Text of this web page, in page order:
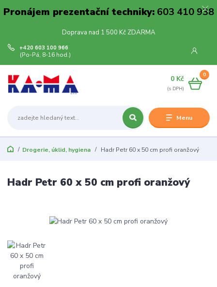
Pronájem prezentační techniky:603 410 938
Doprava nad 1 500 Kč ZDARMA
Menu
+420 603 100 966
(Po-Pá, 8-16 hod.)
0
0 Kč
Drogerie, úklid, hygiena Hadr Petr 60 x 50 cm profi oranžový
Hadr Petr 60 x 50 cm profi oranžový